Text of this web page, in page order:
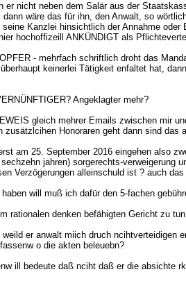
nicht neben dem Salär aus der
wäre das für ihn, den Anwalt, so
Kanzlei hinsichtlich der Annahme
hochoffizeill ANKÜNDIGT als
- mehrfach schriftlich droht das
keinerlei Tätigkeit enfaltet hat,
Angeklagter mehr?
gleich mehrer Emails zwischen mir
Honoraren geht dann sind das
am 25. September 2016 eingehen also
jahren) sorgerechts-
Verzögerungen alleinschuld ist ? auch
will muß ich dafür den 5-fachen
rationalen denken befähigten Gericht zu
er anwalt miich druch
o die akten beleuebn?
ill bedeute daß nciht daß er die absichte